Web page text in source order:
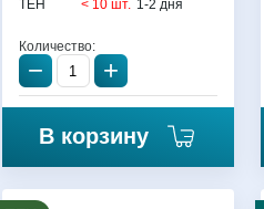
TEH < 10 шт. 1-2 дня
Количество:
− +
В корзину